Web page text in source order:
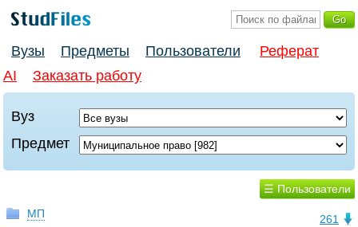
Вузы Предметы Пользователи
Реферат
AI
Заказать работу
Вуз
Предмет
☰ Пользователи
261
МП